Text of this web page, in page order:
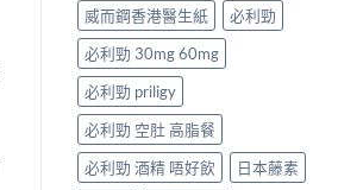
威而鋼香港醫生紙
必利勁
必利勁 30mg 60mg
必利勁 priligy
必利勁 空肚 高脂餐
必利勁 酒精 唔好飲
日本藤素